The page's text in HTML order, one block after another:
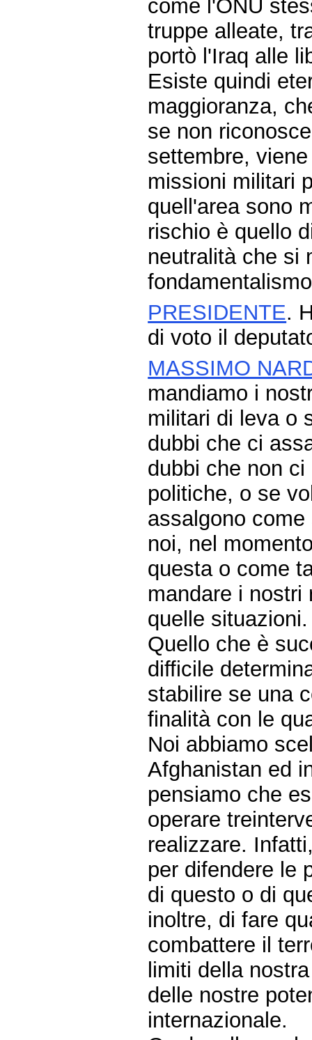
come l'ONU
truppe alleate,
portò l'Iraq alle
Esiste quindi
maggioranza,
se non
settembre,
missioni militari
quell'area sono
rischio è quello
neutralità che si
PRESIDENTE.
di voto il
MASSIMO
mandiamo i
militari di leva o
dubbi che ci
dubbi che non
politiche, o se
assalgono
noi, nel
questa o come
mandare i nostri
quelle situazioni.
Quello che è
difficile
stabilire se una
finalità con le
Noi abbiamo
Afghanistan ed
pensiamo che
operare
realizzare.
per difendere le
di questo o di
inoltre, di fare
combattere il
limiti della
delle nostre
internazionale.